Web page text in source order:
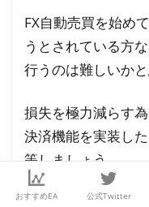
FX自動売買を始め
うとされている方
行うのは難しいかと
損失を極力減らす
決済機能を実装し
等しましょう。
おすすめEA 公式Twitter